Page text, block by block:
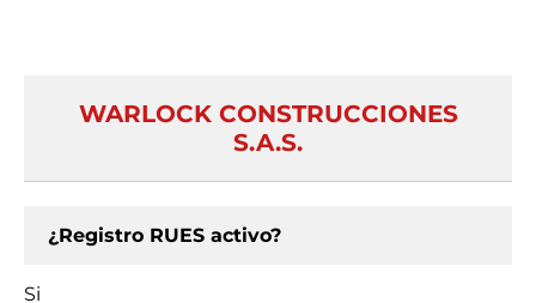
WARLOCK CONSTRUCCIONES
S.A.S.
¿Registro RUES activo?
Si